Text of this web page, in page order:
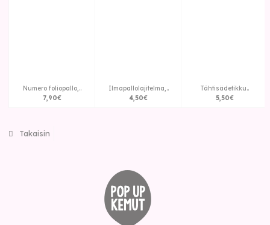
Numero foliopallo,..
7,90€
Ilmapallolajitelma,..
4,50€
Tähtisädetikku..
5,50€
Takaisin